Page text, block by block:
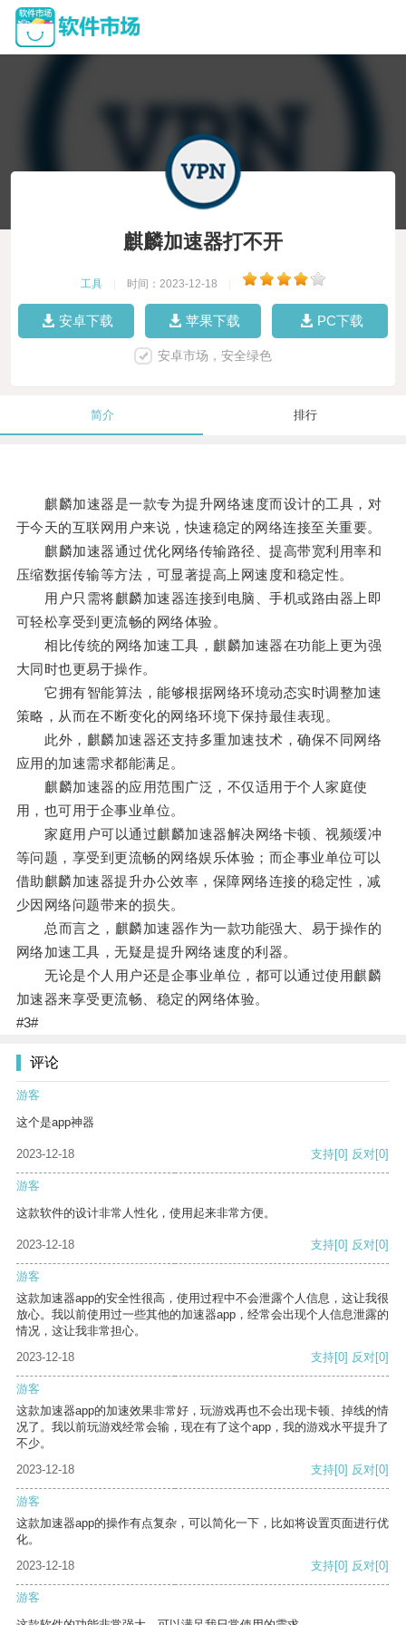
麒麟加速器打不开
工具 时间：2023-12-18
安卓下载 苹果下载 PC下载
安卓市场，安全绿色
简介 排行
麒麟加速器是一款专为提升网络速度而设计的工具，对
于今天的互联网用户来说，快速稳定的网络连接至关重要。
麒麟加速器通过优化网络传输路径、提高带宽利用率和
压缩数据传输等方法，可显著提高上网速度和稳定性。
用户只需将麒麟加速器连接到电脑、手机或路由器上即
可轻松享受到更流畅的网络体验。
相比传统的网络加速工具，麒麟加速器在功能上更为强
大同时也更易于操作。
它拥有智能算法，能够根据网络环境动态实时调整加速
策略，从而在不断变化的网络环境下保持最佳表现。
此外，麒麟加速器还支持多重加速技术，确保不同网络
应用的加速需求都能满足。
麒麟加速器的应用范围广泛，不仅适用于个人家庭使
用，也可用于企事业单位。
家庭用户可以通过麒麟加速器解决网络卡顿、视频缓冲
等问题，享受到更流畅的网络娱乐体验；而企事业单位可以
借助麒麟加速器提升办公效率，保障网络连接的稳定性，减
少因网络问题带来的损失。
总而言之，麒麟加速器作为一款功能强大、易于操作的
网络加速工具，无疑是提升网络速度的利器。
无论是个人用户还是企事业单位，都可以通过使用麒麟
加速器来享受更流畅、稳定的网络体验。
#3#
评论
游客
这个是app神器
2023-12-18 支持[0] 反对[0]
游客
这款软件的设计非常人性化，使用起来非常方便。
2023-12-18 支持[0] 反对[0]
游客
这款加速器app的安全性很高，使用过程中不会泄露个人信息，这让我很
放心。我以前使用过一些其他的加速器app，经常会出现个人信息泄露的
情况，这让我非常担心。
2023-12-18
支持[0] 反对[0]
游客
这款加速器app的加速效果非常好，玩游戏再也不会出现卡顿、掉线的情
况了。我以前玩游戏经常会输，现在有了这个app，我的游戏水平提升了
不少。
2023-12-18
支持[0] 反对[0]
游客
这款加速器app的操作有点复杂，可以简化一下，比如将设置页面进行优
化。
2023-12-18
支持[0] 反对[0]
游客